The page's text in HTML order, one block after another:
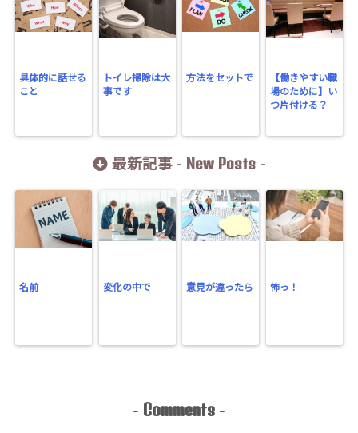
具体的に話せる
こと
トイレ掃除は大
事です
方法をセットで
【働きやすい職
場のために】い
つ片付ける？
最新記事 - New Posts -
名前 変化の中で 意見が違ったら 怖っ！
- Comments -